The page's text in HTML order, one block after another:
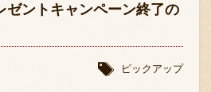
ゼントキャンペーン終了の
ピックアップ